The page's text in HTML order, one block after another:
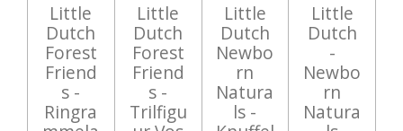
Little
Dutch
Forest
Friend
s -
Ringra
Little
Dutch
Forest
Friend
s -
Trilfigu
Little
Dutch
Newbo
rn
Natura
ls -
Little
Dutch
-
Newbo
rn
Natura